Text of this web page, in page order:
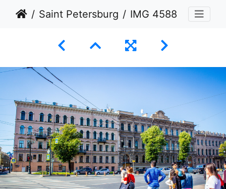
Saint Petersburg IMG 4588